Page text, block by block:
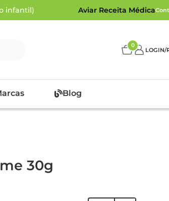
infantil) Aviar Receita Médica
0
LOGIN/
Blog
30g